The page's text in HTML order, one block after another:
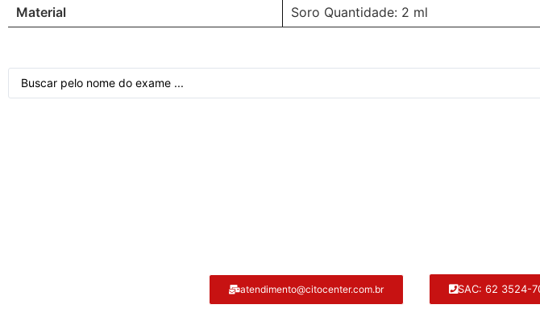
Material
Soro Quantidade: 2 ml
atendimento@citocenter.com.br SAC: 62 3524-